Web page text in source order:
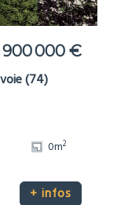
900 000 €
(74)
0m2
+ infos